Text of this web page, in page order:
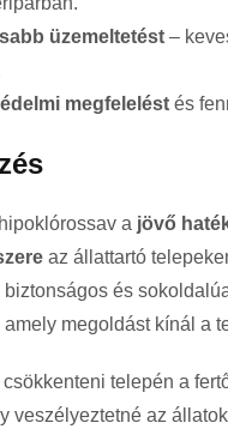
üzemeltetést –
megfelelést és
a jövő
az állattartó
biztonságos és
megoldást kínál a
csökkenteni telepén a
veszélyeztetné az